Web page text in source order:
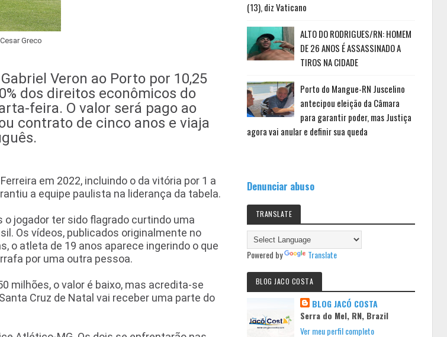
Greco
Veron ao Porto por 10,25
dos direitos econômicos do
feira. O valor será pago ao
contrato de cinco anos e viaja
em 2022, incluindo o da vitória por 1 a
a equipe paulista na liderança da tabela.
o jogador ter sido flagrado curtindo uma
Os vídeos, publicados originalmente no
o atleta de 19 anos aparece ingerindo o que
por uma outra pessoa.
milhões, o valor é baixo, mas acredita-se
Cruz de Natal vai receber uma parte do
(13), diz Vaticano
ALTO DO RODRIGUES/RN: HOMEM
DE 26 ANOS É ASSASSINADO A
TIROS NA CIDADE
Porto do Mangue-RN Juscelino
antecipou eleição da Câmara
para garantir poder, mas Justiça
agora vai anular e definir sua queda
Denunciar abuso
TRANSLATE
Powered by Translate
BLOG JACO COSTA
BLOG JACÓ COSTA
Serra do Mel, RN, Brazil
Ver meu perfil completo